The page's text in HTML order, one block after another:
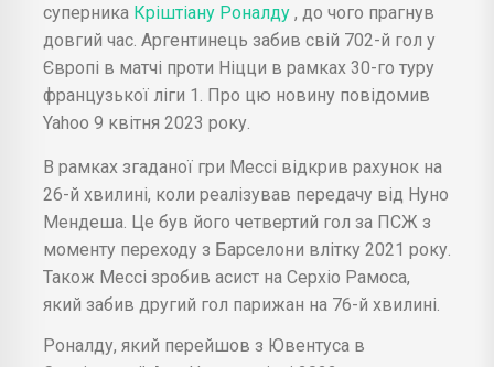
суперника Кріштіану Роналду , до чого прагнув
довгий час. Аргентинець забив свій 702-й гол у
Європі в матчі проти Ніцци в рамках 30-го туру
французької ліги 1. Про цю новину повідомив
Yahoo 9 квітня 2023 року.
В рамках згаданої гри Мессі відкрив рахунок на
26-й хвилині, коли реалізував передачу від Нуно
Мендеша. Це був його четвертий гол за ПСЖ з
моменту переходу з Барселони влітку 2021 року.
Також Мессі зробив асист на Серхіо Рамоса,
який забив другий гол парижан на 76-й хвилині.
Роналду, який перейшов з Ювентуса в